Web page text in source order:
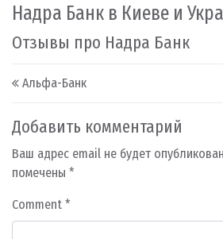
Надра Банк в Киеве и
Отзывы про Надра Банк
Post navigation
Альфа-Банк
Добавить комментарий
Ваш адрес email не будет
помечены *
Comment *